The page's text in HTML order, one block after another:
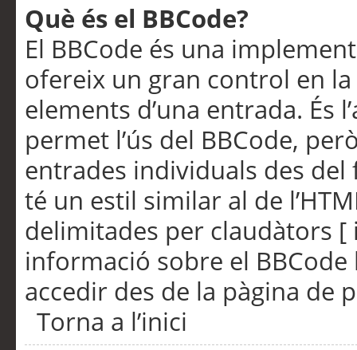
Què és el BBCode?
El BBCode és una
ofereix un gran control en
elements d’una entrada. És
permet l’ús del BBCode,
entrades individuals des
té un estil similar al de
delimitades per claudàtors [
informació sobre el
accedir des de la pàgina de
Torna a l’inici